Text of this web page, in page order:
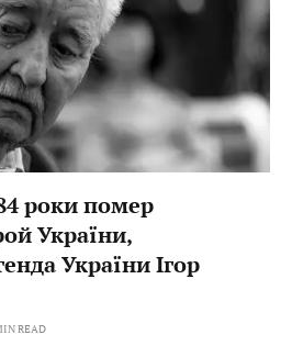
роки помер
України,
України Ігор
READ